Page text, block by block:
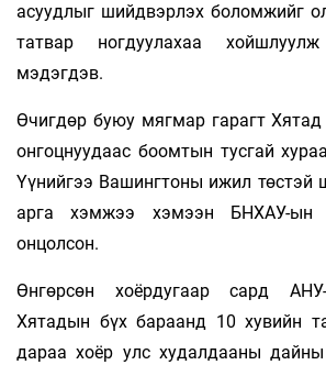
асуудлыг шийдвэрлэх боломжийг
татвар ногдуулахаа
мэдэгдэв.
Өчигдөр буюу мягмар гарагт
онгоцнуудаас боомтын тусгай
Үүнийгээ Вашингтоны ижил төстэй
арга хэмжээ хэмээн БНХАУ-
онцолсон.
Өнгөрсөн хоёрдугаар сард
Хятадын бүх бараанд 10 хувийн
дараа хоёр улс худалдааны